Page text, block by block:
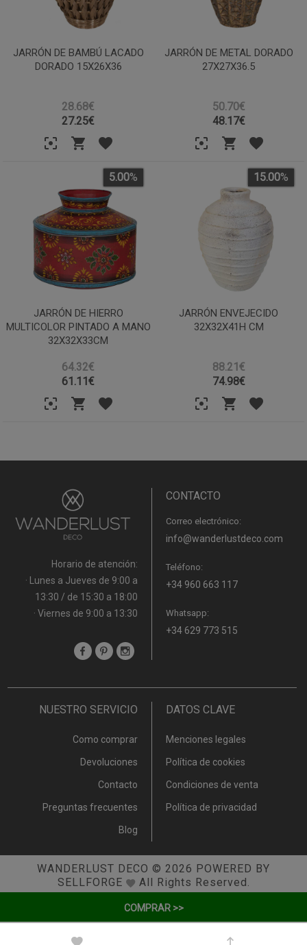
COMPRAR >>
JARRÓN DE BAMBÚ LACADO
DORADO 15X26X36
28.68€
27.25€
JARRÓN DE METAL DORADO
27X27X36.5
50.70€
48.17€
JARRÓN DE HIERRO
MULTICOLOR PINTADO A MANO
32X32X33CM
64.32€
5.00%
61.11€
JARRÓN ENVEJECIDO
32X32X41H CM
88.21€
15.00%
74.98€
Horario de atención:
· Lunes a Jueves de 9:00 a
13:30 / de 15:30 a 18:00
· Viernes de 9:00 a 13:30
CONTACTO
Correo electrónico:
info@wanderlustdeco.com
Teléfono:
+34 960 663 117
Whatsapp:
+34 629 773 515
NUESTRO SERVICIO
Como comprar
Devoluciones
Contacto
Preguntas frecuentes
Blog
DATOS CLAVE
Menciones legales
Política de cookies
Condiciones de venta
Política de privacidad
WANDERLUST DECO © 2026 POWERED BY
SELLFORGE
All Rights Reserved.